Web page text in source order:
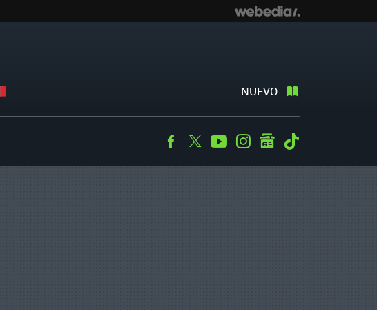
NUEVO
Facebook
TwitterYoutubeInstagramgooglenews